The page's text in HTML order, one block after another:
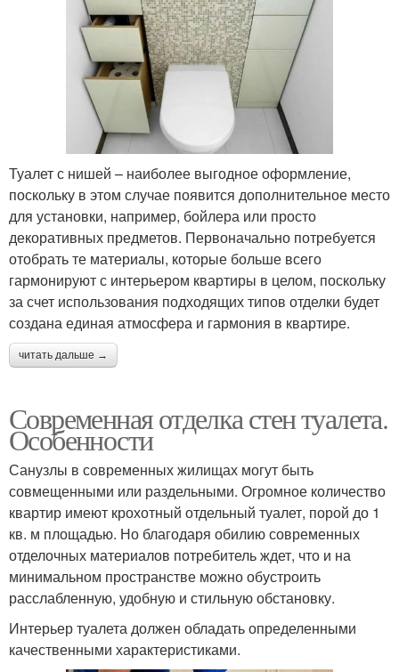
Туалет с нишей – наиболее выгодное оформление,
поскольку в этом случае появится дополнительное место
для установки, например, бойлера или просто
декоративных предметов. Первоначально потребуется
отобрать те материалы, которые больше всего
гармонируют с интерьером квартиры в целом, поскольку
за счет использования подходящих типов отделки будет
создана единая атмосфера и гармония в квартире.
читать дальше →
Современная отделка стен туалета.
Особенности
Санузлы в современных жилищах могут быть
совмещенными или раздельными. Огромное количество
квартир имеют крохотный отдельный туалет, порой до 1
кв. м площадью. Но благодаря обилию современных
отделочных материалов потребитель ждет, что и на
минимальном пространстве можно обустроить
расслабленную, удобную и стильную обстановку.
Интерьер туалета должен обладать определенными
качественными характеристиками.